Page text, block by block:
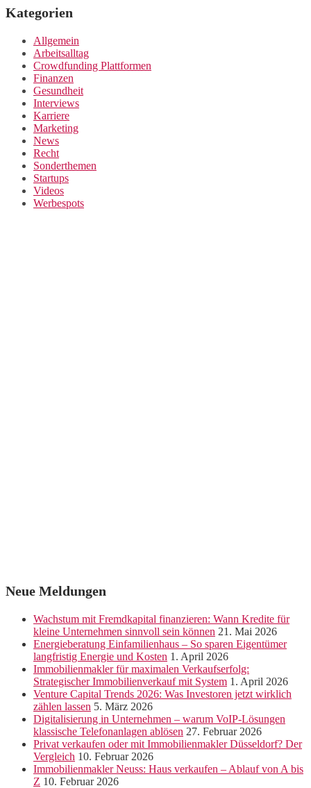
Kategorien
Allgemein
Arbeitsalltag
Crowdfunding Plattformen
Finanzen
Gesundheit
Interviews
Karriere
Marketing
News
Recht
Sonderthemen
Startups
Videos
Werbespots
Neue Meldungen
Wachstum mit Fremdkapital finanzieren: Wann Kredite für
kleine Unternehmen sinnvoll sein können 21. Mai 2026
Energieberatung Einfamilienhaus – So sparen Eigentümer
langfristig Energie und Kosten 1. April 2026
Immobilienmakler für maximalen Verkaufserfolg:
Strategischer Immobilienverkauf mit System 1. April 2026
Venture Capital Trends 2026: Was Investoren jetzt wirklich
zählen lassen 5. März 2026
Digitalisierung in Unternehmen – warum VoIP-Lösungen
klassische Telefonanlagen ablösen 27. Februar 2026
Privat verkaufen oder mit Immobilienmakler Düsseldorf? Der
Vergleich 10. Februar 2026
Immobilienmakler Neuss: Haus verkaufen – Ablauf von A bis
Z 10. Februar 2026